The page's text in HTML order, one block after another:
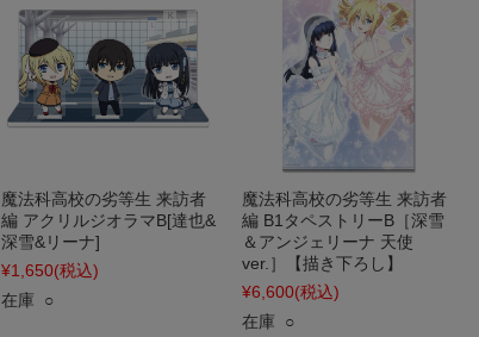
魔法科高校の劣等生 来訪者
編 アクリルジオラマB[達也&
深雪&リーナ]
¥1,650(税込)
在庫 ○
魔法科高校の劣等生 来訪者
編 B1タペストリーB［深雪
＆アンジェリーナ 天使
ver.］【描き下ろし】
¥6,600(税込)
在庫 ○